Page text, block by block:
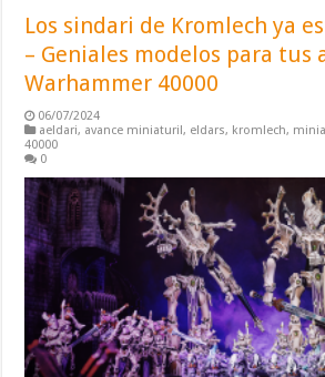
Los sindari de Kromlech ya
– Geniales modelos para tus
Warhammer 40000
06/07/2024
aeldari, avance miniaturil, eldars, kromlech,
40000
0